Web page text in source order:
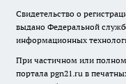
Свидетельство о
выдано Федеральной
информационных
При частичном или полном
портала pgn21.ru в